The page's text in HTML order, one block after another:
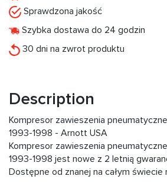
Sprawdzona jakość
Szybka dostawa do 24 godzin
30 dni na zwrot produktu
Description
Kompresor zawieszenia
1993-1998 - Arnott USA
Kompresor zawieszenia
1993-1998 jest nowe z 2 letnią
Dostępne od znanej na całym